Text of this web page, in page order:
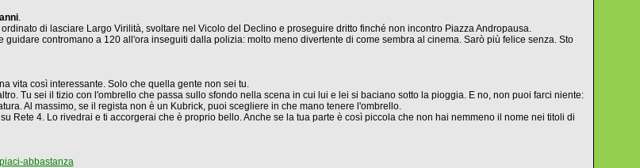
.
di lasciare Largo Virilità, svoltare nel Vicolo del Declino e proseguire dritto finché non incontro Piazza Andropausa.
guidare contromano a 120 all'ora inseguiti dalla polizia: molto meno divertente di come sembra al cinema. Sarò più felice senza. Sto
vita così interessante. Solo che quella gente non sei tu.
Tu sei il tizio con l'ombrello che passa sullo sfondo nella scena in cui lui e lei si baciano sotto la pioggia. E no, non puoi farci niente:
Al massimo, se il regista non è un Kubrick, puoi scegliere in che mano tenere l'ombrello.
Rete 4. Lo rivedrai e ti accorgerai che è proprio bello. Anche se la tua parte è così piccola che non hai nemmeno il nome nei titoli di
abbastanza